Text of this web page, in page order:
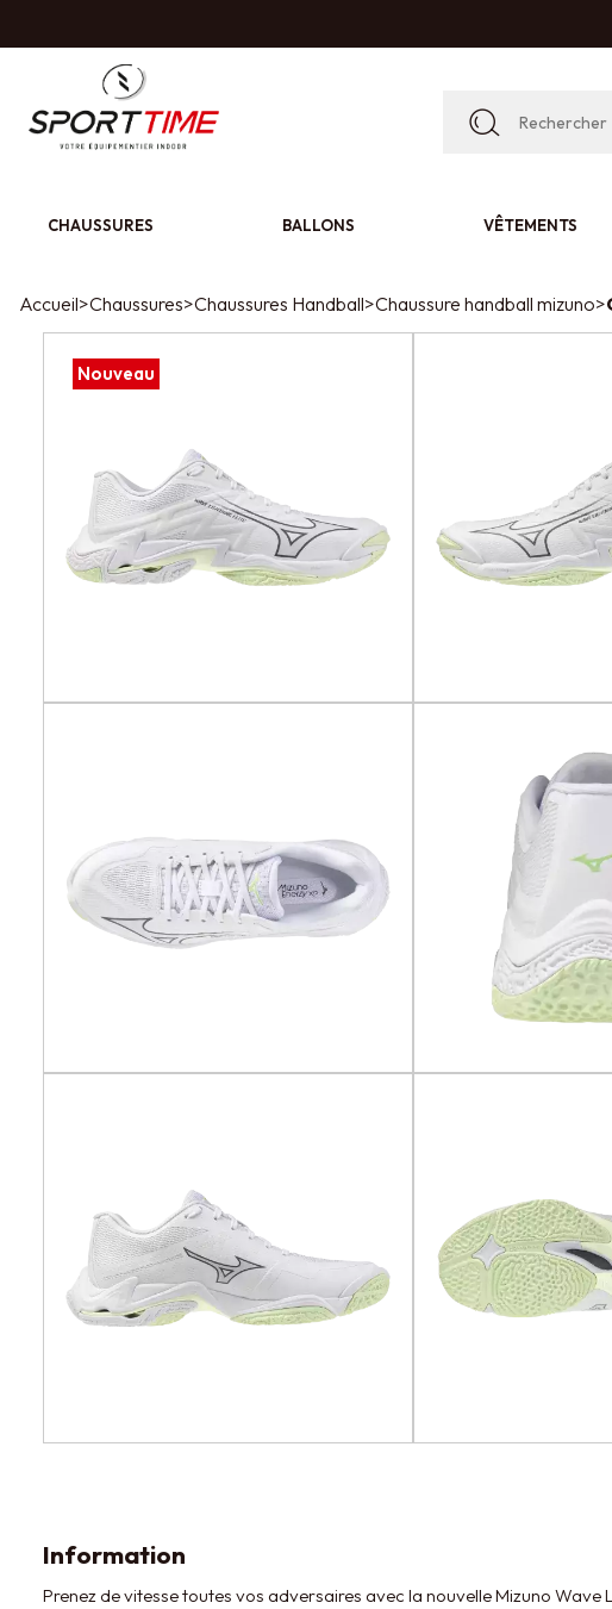
CHAUSSURES BALLONS VÊTEMENTS
Accueil>Chaussures>Chaussures Handball>Chaussure handball mizuno>
Nouveau
Information
Prenez de vitesse toutes vos adversaires avec la nouvelle Mizuno Wave